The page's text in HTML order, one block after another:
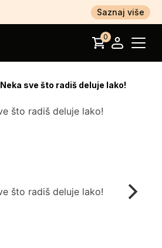
Saznaj više
0
Neka sve što radiš deluje lako!